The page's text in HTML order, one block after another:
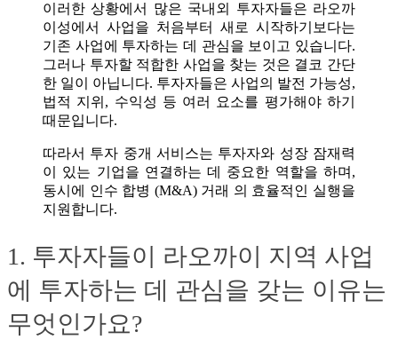
이러한 상황에서 많은 국내외 투자자들은 라오까
이성에서 사업을 처음부터 새로 시작하기보다는
기존 사업에 투자하는 데 관심을 보이고 있습니다.
그러나 투자할 적합한 사업을 찾는 것은 결코 간단
한 일이 아닙니다. 투자자들은 사업의 발전 가능성,
법적 지위, 수익성 등 여러 요소를 평가해야 하기
때문입니다.
따라서 투자 중개 서비스는 투자자와 성장 잠재력
이 있는 기업을 연결하는 데 중요한 역할을 하며,
동시에 인수 합병 (M&A) 거래 의 효율적인 실행을
지원합니다.
1. 투자자들이 라오까이 지역 사업
에 투자하는 데 관심을 갖는 이유는
무엇인가요?